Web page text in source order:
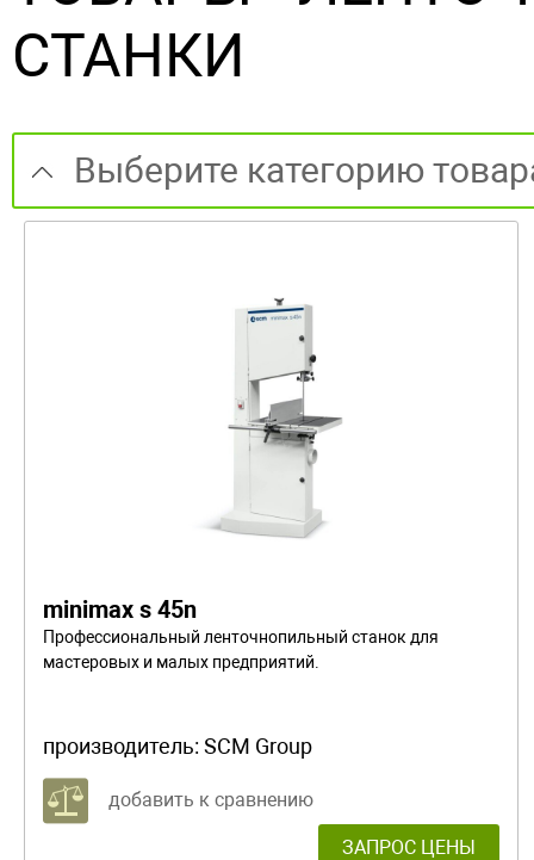
СТАНКИ
Выберите категорию
minimax s 45n
Профессиональный ленточнопильный станок для
мастеровых и малых предприятий.
производитель: SCM Group
добавить к сравнению
ЗАПРОС ЦЕНЫ